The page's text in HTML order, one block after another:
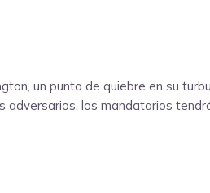
un punto de quiebre en su
los mandatarios